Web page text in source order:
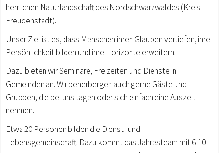
herrlichen Naturlandschaft des Nordschwarzwaldes (Kreis
Freudenstadt).
Unser Ziel ist es, dass Menschen ihren Glauben vertiefen, ihre
Persönlichkeit bilden und ihre Horizonte erweitern.
Dazu bieten wir Seminare, Freizeiten und Dienste in
Gemeinden an. Wir beherbergen auch gerne Gäste und
Gruppen, die bei uns tagen oder sich einfach eine Auszeit
nehmen.
Etwa 20 Personen bilden die Dienst- und
Lebensgemeinschaft. Dazu kommt das Jahresteam mit 6-10